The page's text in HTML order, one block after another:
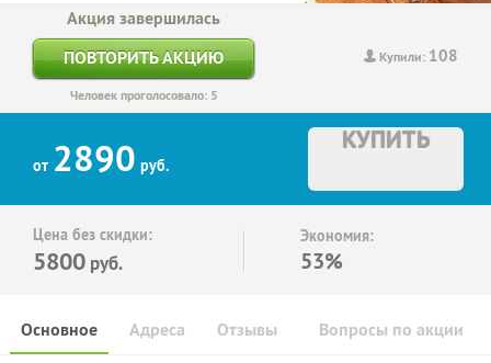
Купили: 108
Акция завершилась
ПОВТОРИТЬ АКЦИЮ
Человек проголосовало: 5
от 2890 руб.
КУПИТЬ
Цена без скидки:
5800 руб.
Экономия:
53%
Основное Отзывы Вопросы по акции
Адреса